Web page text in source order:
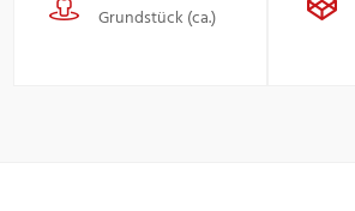
Grundstück (ca.)